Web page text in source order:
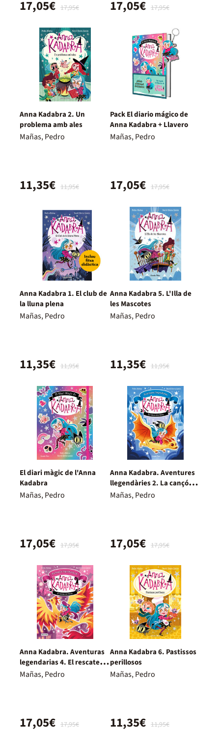
17,95€
17,05€ 17,95€
17,05€
Anna Kadabra 2. Un
problema amb ales
Mañas, Pedro
11,95€
11,35€
Pack El diario mágico de
Anna Kadabra + Llavero
Mañas, Pedro
17,95€
17,05€
Anna Kadabra 1. El club de
la lluna plena
Mañas, Pedro
11,95€
11,35€
Anna Kadabra 5. L'Illa de
les Mascotes
Mañas, Pedro
11,95€
11,35€
El diari màgic de l'Anna
Kadabra
Mañas, Pedro
17,95€
17,05€
Anna Kadabra. Aventures
llegendàries 2. La cançó
dels dracs
Mañas, Pedro
17,95€
17,05€
Anna Kadabra. Aventuras
legendarias 4. El rescate
del Fénix
Mañas, Pedro
17,95€
17,05€
Anna Kadabra 6. Pastissos
perillosos
Mañas, Pedro
11,95€
11,35€